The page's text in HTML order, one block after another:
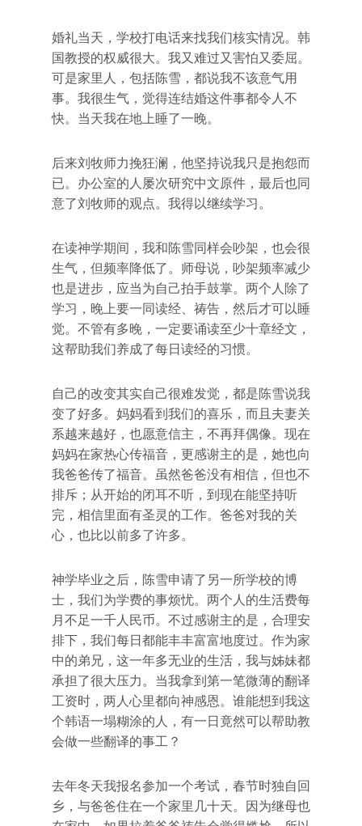
婚礼当天，学校打电话来找我们核实情况。韩
国教授的权威很大。我又难过又害怕又委屈。
可是家里人，包括陈雪，都说我不该意气用
事。我很生气，觉得连结婚这件事都令人不
快。当天我在地上睡了一晚。
后来刘牧师力挽狂澜，他坚持说我只是抱怨而
已。办公室的人屡次研究中文原件，最后也同
意了刘牧师的观点。我得以继续学习。
在读神学期间，我和陈雪同样会吵架，也会很
生气，但频率降低了。师母说，吵架频率减少
也是进步，应当为自己拍手鼓掌。两个人除了
学习，晚上要一同读经、祷告，然后才可以睡
觉。不管有多晚，一定要诵读至少十章经文，
这帮助我们养成了每日读经的习惯。
自己的改变其实自己很难发觉，都是陈雪说我
变了好多。妈妈看到我们的喜乐，而且夫妻关
系越来越好，也愿意信主，不再拜偶像。现在
妈妈在家热心传福音，更感谢主的是，她也向
我爸爸传了福音。虽然爸爸没有相信，但也不
排斥；从开始的闭耳不听，到现在能坚持听
完，相信里面有圣灵的工作。爸爸对我的关
心，也比以前多了许多。
神学毕业之后，陈雪申请了另一所学校的博
士，我们为学费的事烦忧。两个人的生活费每
月不足一千人民币。不过感谢主的是，合理安
排下，我们每日都能丰丰富富地度过。作为家
中的弟兄，这一年多无业的生活，我与姊妹都
承担了很大压力。当我拿到第一笔微薄的翻译
工资时，两人心里都向神感恩。谁能想到我这
个韩语一塌糊涂的人，有一日竟然可以帮助教
会做一些翻译的事工？
去年冬天我报名参加一个考试，春节时独自回
乡，与爸爸住在一个家里几十天。因为继母也